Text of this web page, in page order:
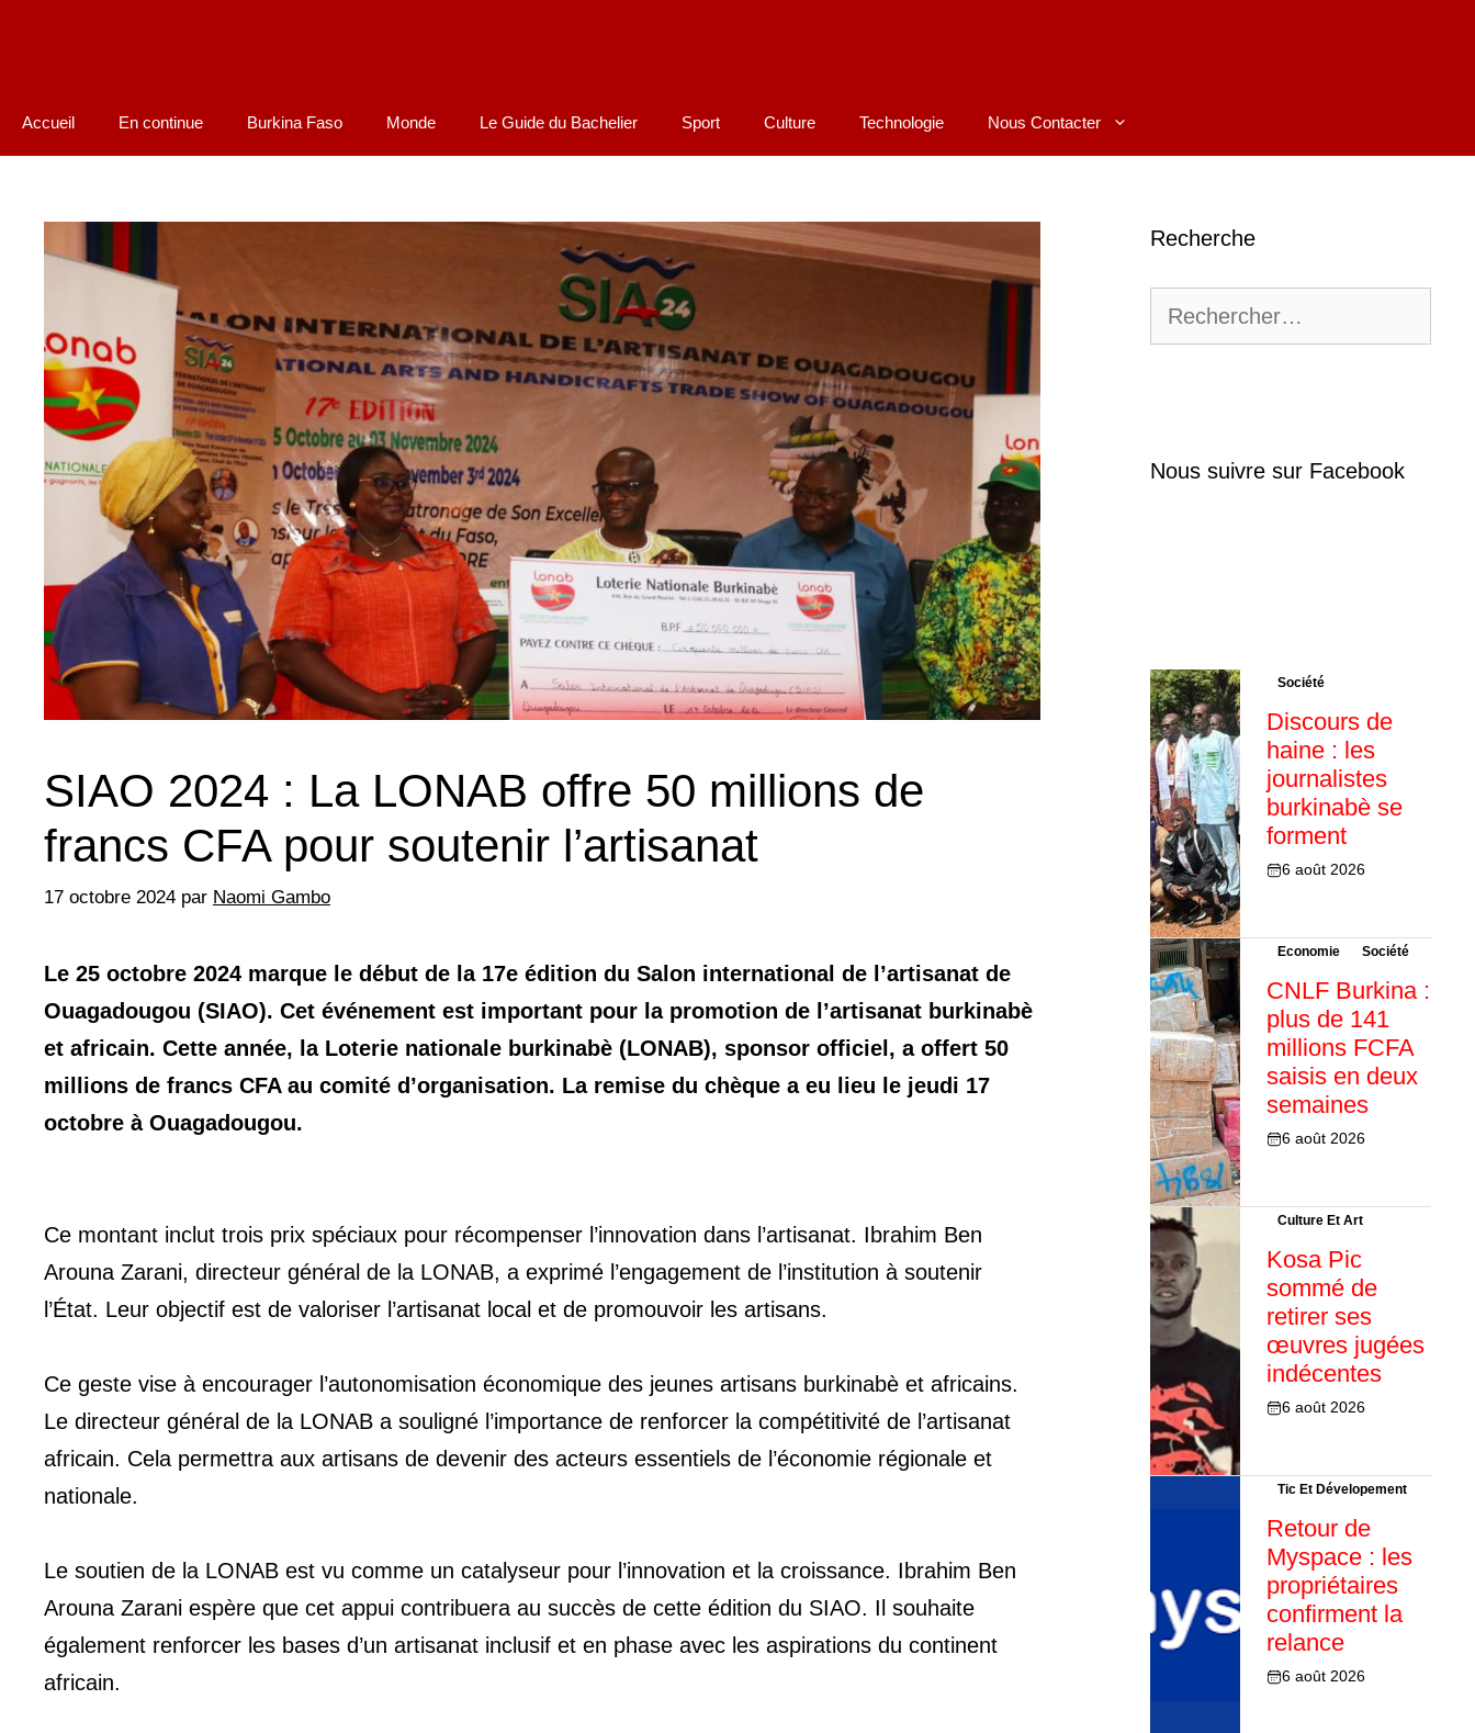
Accueil En continue Burkina Faso Monde Le Guide du Bachelier Sport Culture Technologie Nous Contacter
SIAO 2024 : La LONAB offre 50 millions de
francs CFA pour soutenir l’artisanat
17 octobre 2024 par Naomi Gambo
Le 25 octobre 2024 marque le début de la 17e édition du Salon international de l’artisanat de
Ouagadougou (SIAO). Cet événement est important pour la promotion de l’artisanat burkinabè
et africain. Cette année, la Loterie nationale burkinabè (LONAB), sponsor officiel, a offert 50
millions de francs CFA au comité d’organisation. La remise du chèque a eu lieu le jeudi 17
octobre à Ouagadougou.
Ce montant inclut trois prix spéciaux pour récompenser l’innovation dans l’artisanat. Ibrahim Ben
Arouna Zarani, directeur général de la LONAB, a exprimé l’engagement de l’institution à soutenir
l’État. Leur objectif est de valoriser l’artisanat local et de promouvoir les artisans.
Ce geste vise à encourager l’autonomisation économique des jeunes artisans burkinabè et africains.
Le directeur général de la LONAB a souligné l’importance de renforcer la compétitivité de l’artisanat
africain. Cela permettra aux artisans de devenir des acteurs essentiels de l’économie régionale et
nationale.
Le soutien de la LONAB est vu comme un catalyseur pour l’innovation et la croissance. Ibrahim Ben
Arouna Zarani espère que cet appui contribuera au succès de cette édition du SIAO. Il souhaite
également renforcer les bases d’un artisanat inclusif et en phase avec les aspirations du continent
africain.
Recherche
Nous suivre sur Facebook
Société
Discours de
haine : les
journalistes
burkinabè se
forment
6 août 2026
Economie Société
CNLF Burkina :
plus de 141
millions FCFA
saisis en deux
semaines
6 août 2026
Culture Et Art
Kosa Pic
sommé de
retirer ses
œuvres jugées
indécentes
6 août 2026
Tic Et Dévelopement
Retour de
Myspace : les
propriétaires
confirment la
relance
6 août 2026